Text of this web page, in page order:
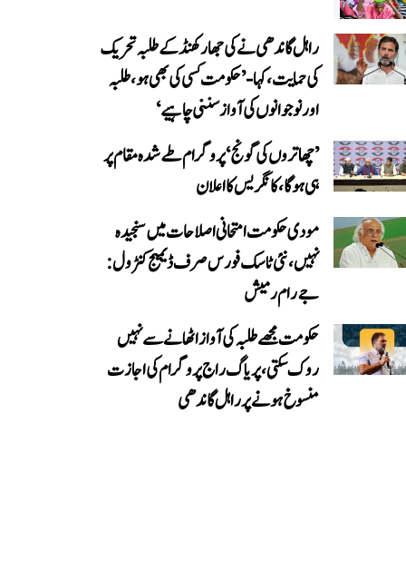
راہل گاندھی نے کی جھارکھنڈ کے طلبہ تحریک
کی حمایت، کہا- ’حکومت کسی کی بھی ہو، طلبہ
اور نوجوانوں کی آواز سننی چاہیے‘
’چھاتروں کی گونج‘ پروگرام طے شدہ مقام پر
ہی ہوگا، کانگریس کا اعلان
مودی حکومت امتحانی اصلاحات میں سنجیدہ
نہیں، نئی ٹاسک فورس صرف ڈیمیج کنٹرول:
جے رام رمیش
حکومت مجھے طلبہ کی آواز اٹھانے سے نہیں
روک سکتی، پریاگ راج پروگرام کی اجازت
منسوخ ہونے پر راہل گاندھی